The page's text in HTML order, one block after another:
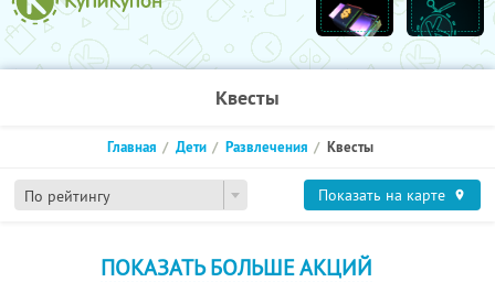
Квесты
По рейтингу
Главная Дети Развлечения Квесты
Показать на карте
ПОКАЗАТЬ БОЛЬШЕ АКЦИЙ